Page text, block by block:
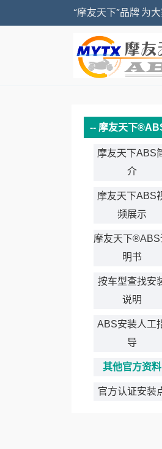
“摩友天下”品牌 为
摩友天下
摩友天下ABS
介
摩友天下ABS
频展示
摩友天下®ABS
明书
按车型查找安
说明
ABS安装人工
导
其他官方资料
官方认证安装